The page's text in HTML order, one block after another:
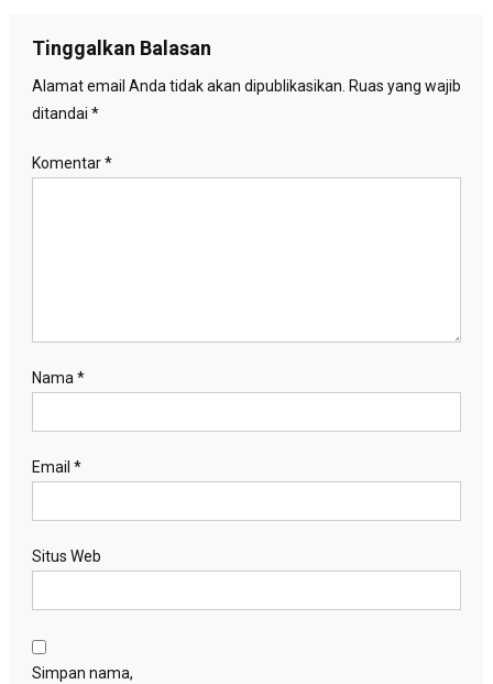
Tinggalkan Balasan
Alamat email Anda tidak akan dipublikasikan. Ruas yang wajib
ditandai *
Komentar*
Nama*
Email *
Situs Web
Simpan nama,